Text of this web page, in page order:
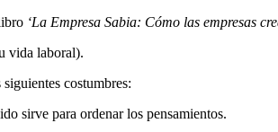
‘La Empresa Sabia: Cómo las empresas
vida laboral).
costumbres:
sirve para ordenar los pensamientos.